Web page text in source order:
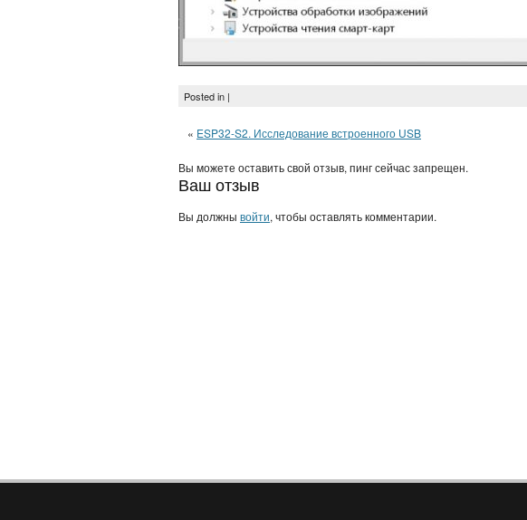
Posted in |
« ESP32-S2. Исследование встроенного USB
Вы можете оставить свой отзыв, пинг сейчас запрещен.
Ваш отзыв
Вы должны войти, чтобы оставлять комментарии.